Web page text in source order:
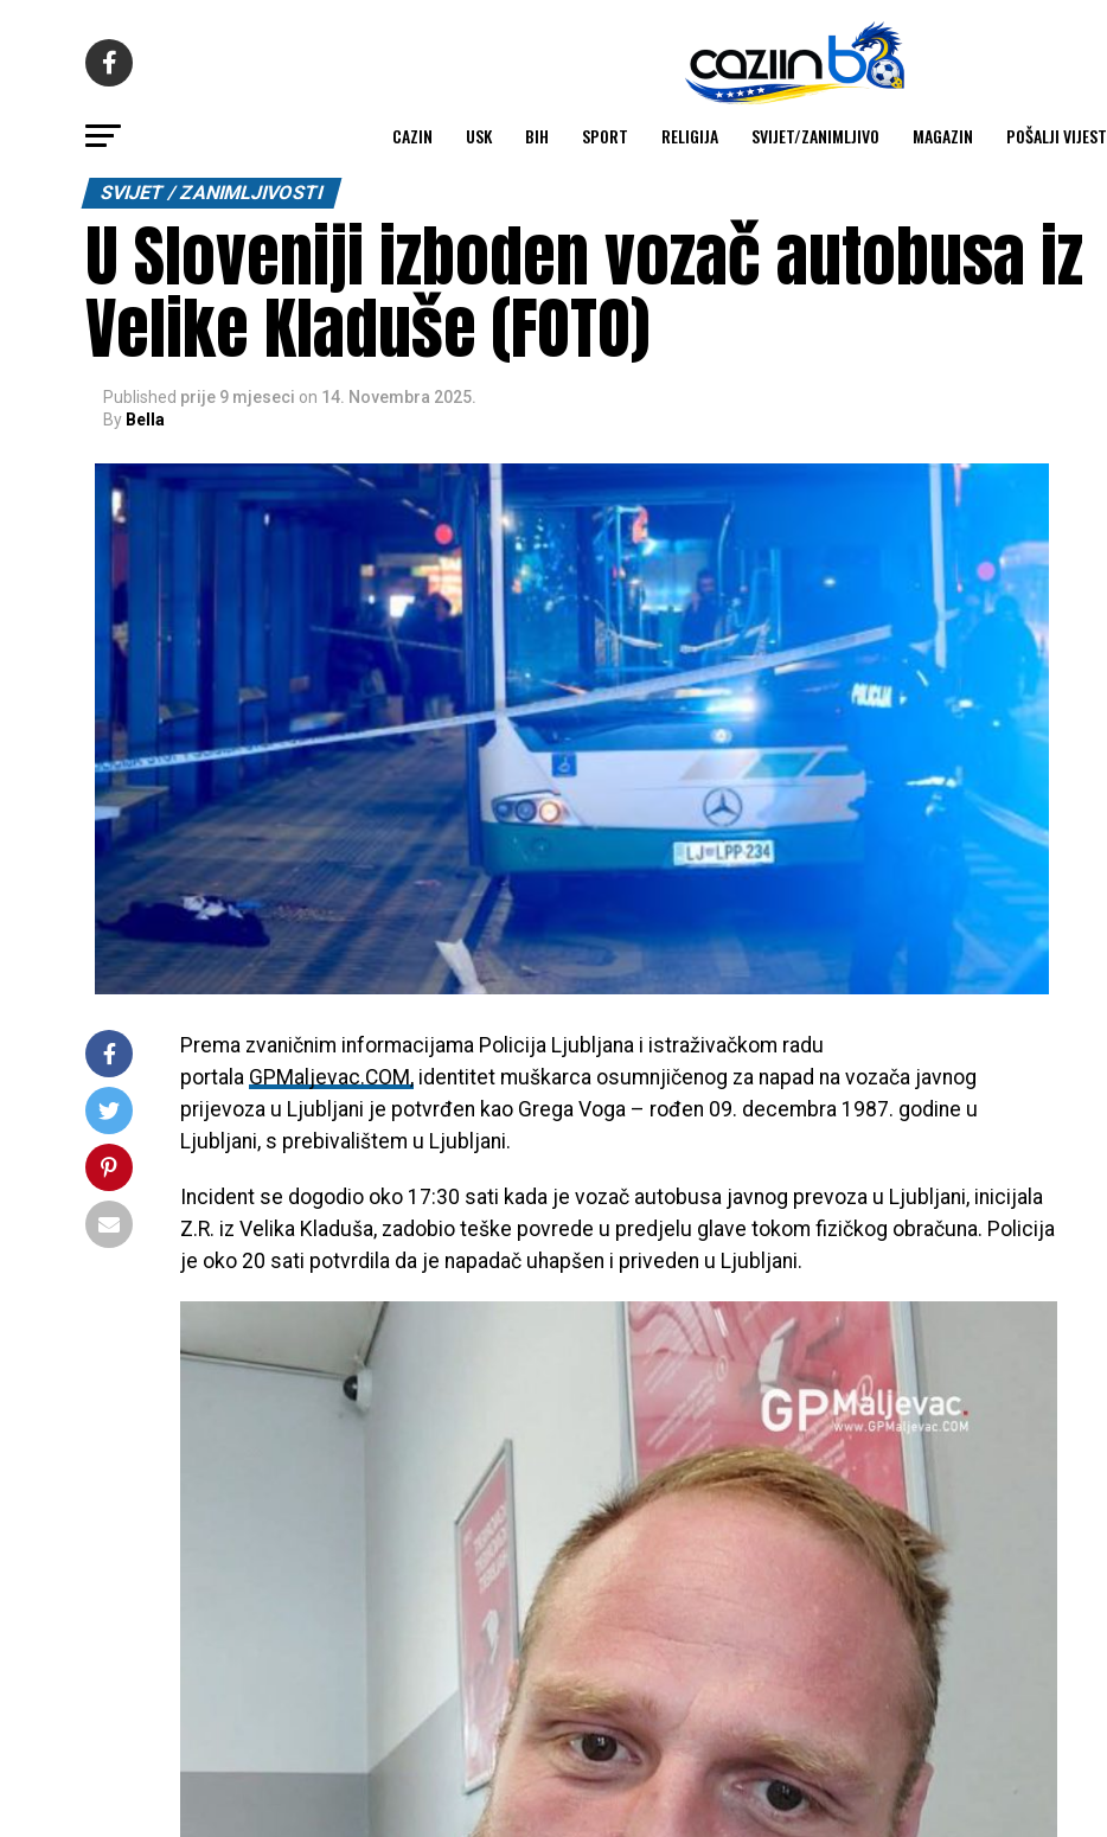
CAZIN USK BIH SPORT RELIGIJA SVIJET/ZANIMLJIVO MAGAZIN POŠALJI VIJEST
SVIJET / ZANIMLJIVOSTI
U Sloveniji izboden vozač autobusa iz
Velike Kladuše (FOTO)
Published prije 9 mjeseci on 14. Novembra 2025.
By Bella
Prema zvaničnim informacijama Policija Ljubljana i istraživačkom radu
portala GPMaljevac.COM, identitet muškarca osumnjičenog za napad na vozača javnog
prijevoza u Ljubljani je potvrđen kao Grega Voga – rođen 09. decembra 1987. godine u
Ljubljani, s prebivalištem u Ljubljani.
Incident se dogodio oko 17:30 sati kada je vozač autobusa javnog prevoza u Ljubljani, inicijala
Z.R. iz Velika Kladuša, zadobio teške povrede u predjelu glave tokom fizičkog obračuna. Policija
je oko 20 sati potvrdila da je napadač uhapšen i priveden u Ljubljani.